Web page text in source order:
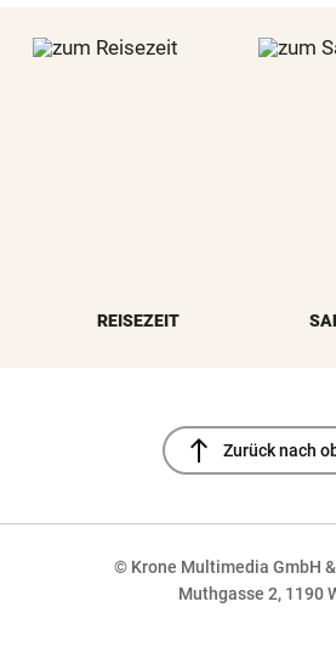
REISEZEIT
north Zurück nach
© Krone Multimedia GmbH
Muthgasse 2, 1190